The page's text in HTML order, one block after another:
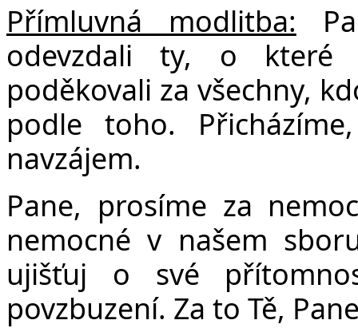
Přímluvná modlitba:
odevzdali ty, o které
poděkovali za všechny,
podle toho.
navzájem.
Pane, prosíme za
nemocné v našem
ujišťuj o své
povzbuzení. Za to Tě,